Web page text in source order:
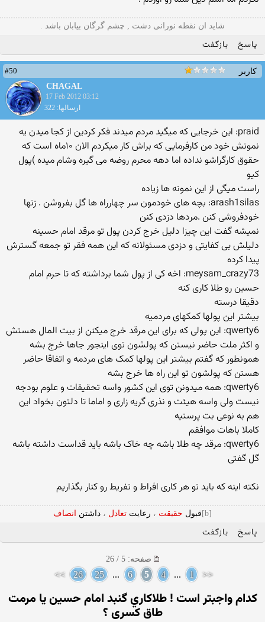
شاید ان نقطه نورانی دشت , چشم گرگان بیابان باشد .
پاسخ بازگفت
کاربر
#50
CHAGAL
17 Feb 2012 03:12
ارسالها: 322
praid: این خرجایی که میگید مردم میدند فکر کردین از کجا میدن یه
نمونش خود من کارفرمایی که براش کار میکردم الان ۱۰ماه است که
حقوق کارگراشو نداده اما دهه محرم روضه می گیره وشام میده )پول
کیو
راست میگی از این نمونه ها زیاده
arash1silas: بچه های خودمون سر چهارراه ها گل بفروشن . زنها
خودفروشی کنن .مردها دزدی کنن
نمیشه گفت این چیزا دلیل خرج کردن پول تو مرقد امام حسینه
دلیلش بی کفایتی و دزدی مسئولانه که این همه فقر تو جمعه گسترش
پیدا کرده
meysam_crazy73: اخه کی از پول شما برداشته که تا حرم امام
حسین رو طلا کاری کنه
دقیقا درسته
بیشتر این پولها کمکهای مردمیه
qwerty6: این پولی که برای این مرقد خرج میکنن از بیت المال هستش
و اکثر ملت حاضر نیستن که پولشون توی اینجور جاها خرج بشه
همونطور که گفتم بیشتر این پولها کمک های مردمه و اتفاقا حاضر
هستن که پولشون تو این راه ها خرج بشه
qwerty6: همه میدونن توی این کشور واسه تحقیقات و علوم بودجه
نیست ولی واسه هیئت و نذری گریه زاری و اماما تا دلتون بخواد این
هم به نوعی بت پرستیه
کاملا باهات موافقم
qwerty6: مرقد چه طلا باشه چه خاک باشه باید قداست داشته باشه
گل گفتی
نکته اینه که باید تو هر کاری افراط و تفریط رو کنار بگذاریم
[b] قبول حقیقت ، رعایت تعادل ، داشتن انصاف
پاسخ بازگفت
صفحه: 5 / 26
<<
1
...
4
5
6
...
25
26
>>
کدام واجبتر است ! طلاکاري گنبد امام حسين يا مرمت
طاق كسری ؟